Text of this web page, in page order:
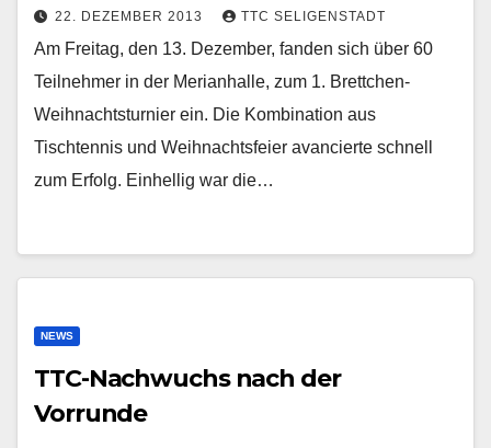
22. DEZEMBER 2013 TTC SELIGENSTADT
Am Freitag, den 13. Dezember, fanden sich über 60
Teilnehmer in der Merianhalle, zum 1. Brettchen-
Weihnachtsturnier ein. Die Kombination aus
Tischtennis und Weihnachtsfeier avancierte schnell
zum Erfolg. Einhellig war die…
NEWS
TTC-Nachwuchs nach der
Vorrunde